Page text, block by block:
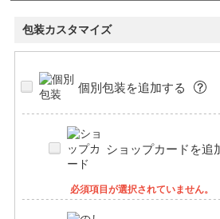
包装カスタマイズ
個別包装を追加する
ショップカードを追
必須項目が選択されていません。